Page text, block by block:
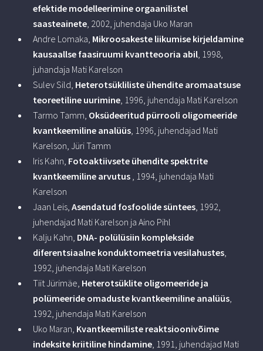
efektide modelleerimine orgaanilistel
saasteainete, 2002, juhendaja Uko Maran
Andre Lomaka, Mikroosakeste liikumise kirjeldamine
kausaallse faasiruumi kvantteooria abil, 1998,
juhandaja Mati Karelson
Sulev Sild, Heterotsükliliste ühendite aromaatsuse
teoreetiline uurimine, 1996, juhendaja Mati Karelson
Tarmo Tamm, Oksüdeeritud pürrooli oligomeeride
kvantkeemiline analüüs, 1996, juhendajad Mati
Karelson, Jüri Tamm
Iris Kahn, Fotoaktiivsete ühendite spektrite
kvantkeemiline arvutus , 1994, juhendaja Mati
Karelson
Jaan Leis, Asendatud fosfoolide süntees, 1992,
juhendajad Mati Karelson ja Aino Pihl
Kalju Kahn, DNA- polülüsiin komplekside
diferentsiaalne konduktomeetria vesilahustes,
1992, juhendaja Mati Karelson
Tiit Jürimäe, Heterotsüklite oligomeeride ja
polümeeride omaduste kvantkeemiline analüüs,
1992, juhendaja Mati Karelson
Uko Maran, Kvantkeemiliste reaktsioonivõime
indeksite kriitiline hindamine, 1991, juhendajad Mati